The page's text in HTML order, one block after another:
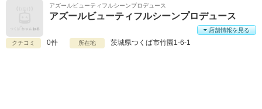
アズールビューティフルシーンプロデュース
アズールビューティフルシーンプロデュース
クチコミ 0件 所在地 茨城県つくば市竹園1-6-1
店舗情報を見る